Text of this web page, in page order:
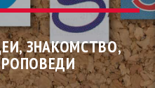
ЗНАКОМСТВО,